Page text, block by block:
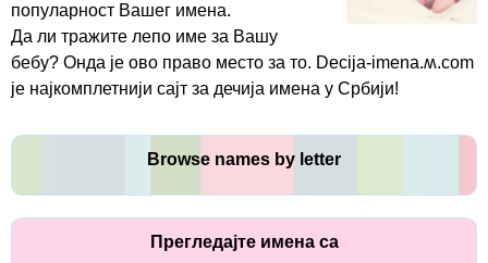
популарност Вашег имена.
Да ли тражите лепо име за Вашу
бебу? Онда је ово право место за то. Decija-imena.ʍ.com
је најкомплетнији сајт за дечија имена у Србији!
Browse names by letter
Прегледајте имена са